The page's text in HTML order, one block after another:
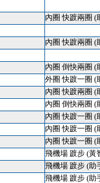
內圈 快踱兩圈 (
內圈 快踱兩圈 (
內圈 倒快兩圈 (
外圈 快踱一圈 (
內圈 快踱兩圈 (
內圈 倒快兩圈 (
內圈 快踱一圈 (
內圈 快踱一圈 (
內圈 快踱一圈 (
飛機場 踱步 (黃
飛機場 踱步 (助
飛機場 踱步 (助